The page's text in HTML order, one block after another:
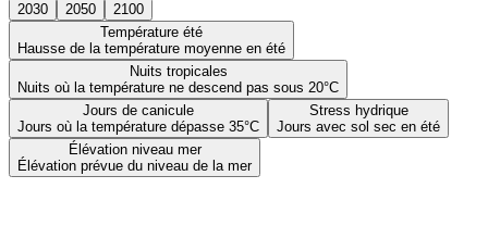
2030 2050
2100
Température été
Hausse de la température moyenne en été
Nuits tropicales
Nuits où la température ne descend pas sous 20°C
Jours de canicule
Jours où la température dépasse 35°C
Stress hydrique
Jours avec sol sec en été
Élévation niveau mer
Élévation prévue du niveau de la mer